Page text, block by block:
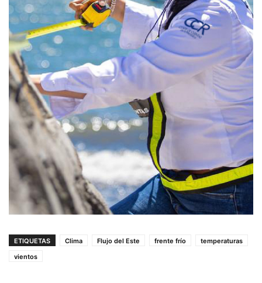
ETIQUETAS Clima Flujo del Este frente frío
temperaturas
vientos